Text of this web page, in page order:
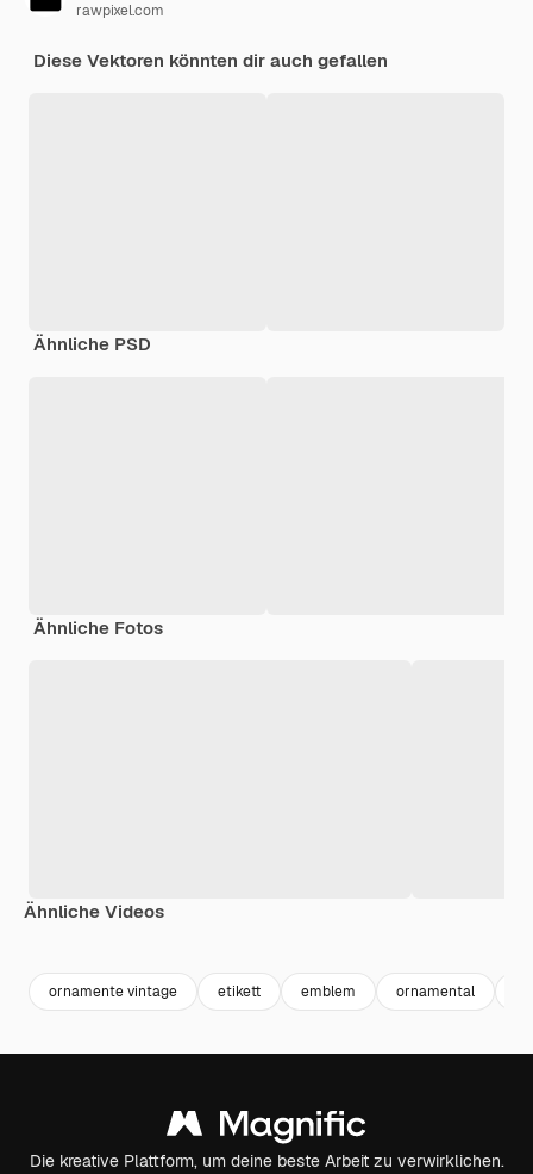
rawpixel.com
Diese Vektoren könnten dir auch gefallen
Ähnliche PSD
Ähnliche Fotos
Ähnliche Videos
ornamente vintage etikett emblem ornamental
Die kreative Plattform, um deine beste Arbeit zu verwirklichen.